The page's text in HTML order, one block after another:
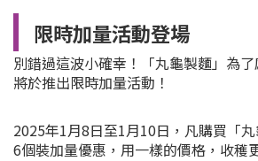
限時加量活動登場
別錯過這波小確幸！「丸龜製麵」為
將於推出限時加量活動！
2025年1月8日至1月10日，凡購買「
6個裝加量優惠，用一樣的價格，收穫